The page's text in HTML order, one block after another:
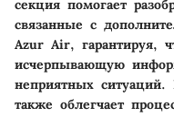
секция помогает
связанные с
Azur Air, гарантируя,
исчерпывающую
неприятных ситуаций.
также облегчает